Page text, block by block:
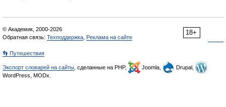
18+
© Академик, 2000-2026
Обратная связь: Техподдержка Реклама на сайте
👣 Путешествия
Экспорт словарей на сайты , сделанные на PHP, Joomla,
Drupal,
WordPress, MODx.